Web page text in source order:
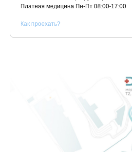
Платная медицина Пн-Пт 08:00-17:00
Как проехать?